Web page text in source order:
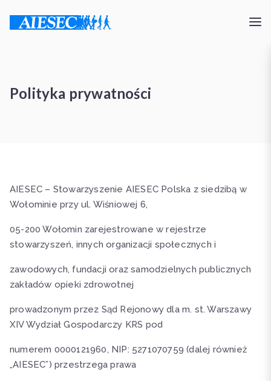
Polityka prywatności
AIESEC – Stowarzyszenie AIESEC Polska z siedzibą w
Wołominie przy ul. Wiśniowej 6,
05-200 Wołomin zarejestrowane w rejestrze
stowarzyszeń, innych organizacji społecznych i
zawodowych, fundacji oraz samodzielnych publicznych
zakładów opieki zdrowotnej
prowadzonym przez Sąd Rejonowy dla m. st. Warszawy
XIV Wydział Gospodarczy KRS pod
numerem 0000121960, NIP: 5271070759 (dalej również
„AIESEC”) przestrzega prawa